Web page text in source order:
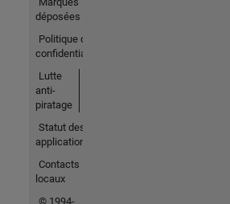
déposées
Politique de
confidentialité
Lutte
anti-
piratage
Statut des
applications
Contacts
locaux
© 1994-